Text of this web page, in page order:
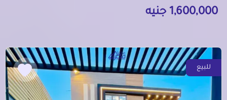
1,600,000 جنيه
للبيع